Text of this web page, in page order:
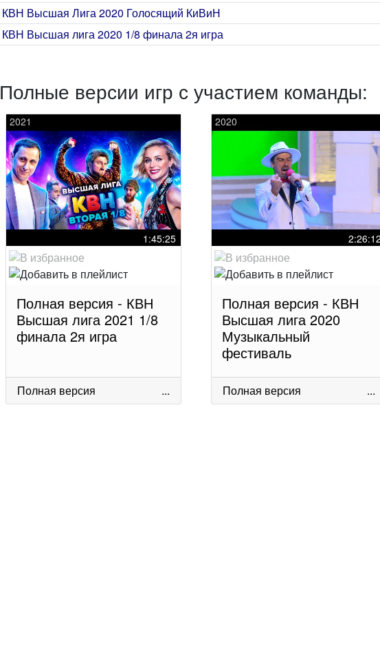
КВН Высшая Лига 2020 Голосящий КиВиН
КВН Высшая лига 2020 1/8 финала 2я игра
Полные версии игр с участием команды:
2021
1:45:25
Полная версия - КВН
Высшая лига 2021 1/8
финала 2я игра
Полная версия ...
2020
2:26:12
Полная версия - КВН
Высшая лига 2020
Музыкальный
фестиваль
Полная версия ...